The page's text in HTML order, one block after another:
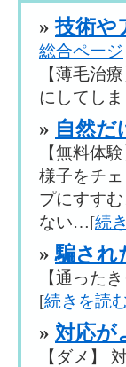
»技術や
総合ページ
【薄毛治
にしてし
» 自然だ
【無料体
様子をチ
プにすす
ない…[続
»騙され
【通った
[続きを読
» 対応が
【ダメ】